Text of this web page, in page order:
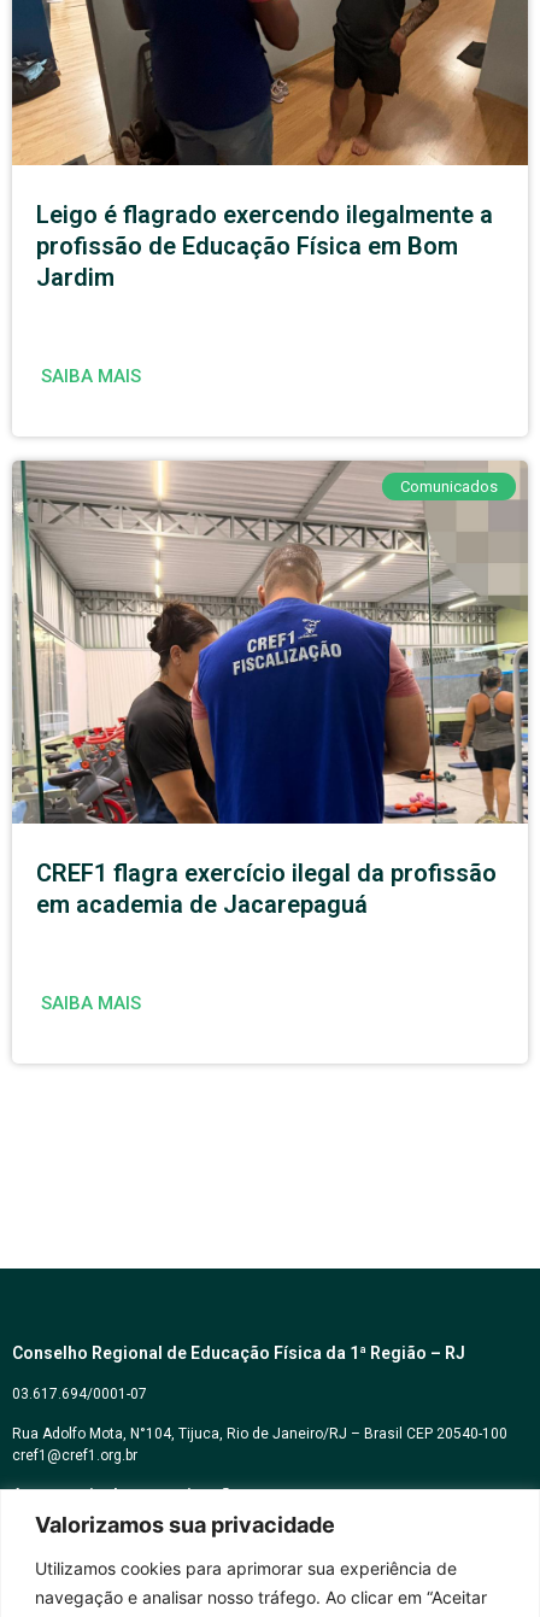
Valorizamos sua privacidade
Utilizamos cookies para aprimorar sua experiência de
navegação e analisar nosso tráfego. Ao clicar em “Aceitar
Leigo é flagrado exercendo ilegalmente a
profissão de Educação Física em Bom
Jardim
SAIBA MAIS
Comunicados
CREF1 flagra exercício ilegal da profissão
em academia de Jacarepaguá
SAIBA MAIS
Conselho Regional de Educação Física da 1ª Região – RJ
03.617.694/0001-07
Rua Adolfo Mota, N°104, Tijuca, Rio de Janeiro/RJ – Brasil CEP 20540-100
cref1@cref1.org.br
Assessoria de comunicação:
decom@cref1.org.br
Horários de atendimento: